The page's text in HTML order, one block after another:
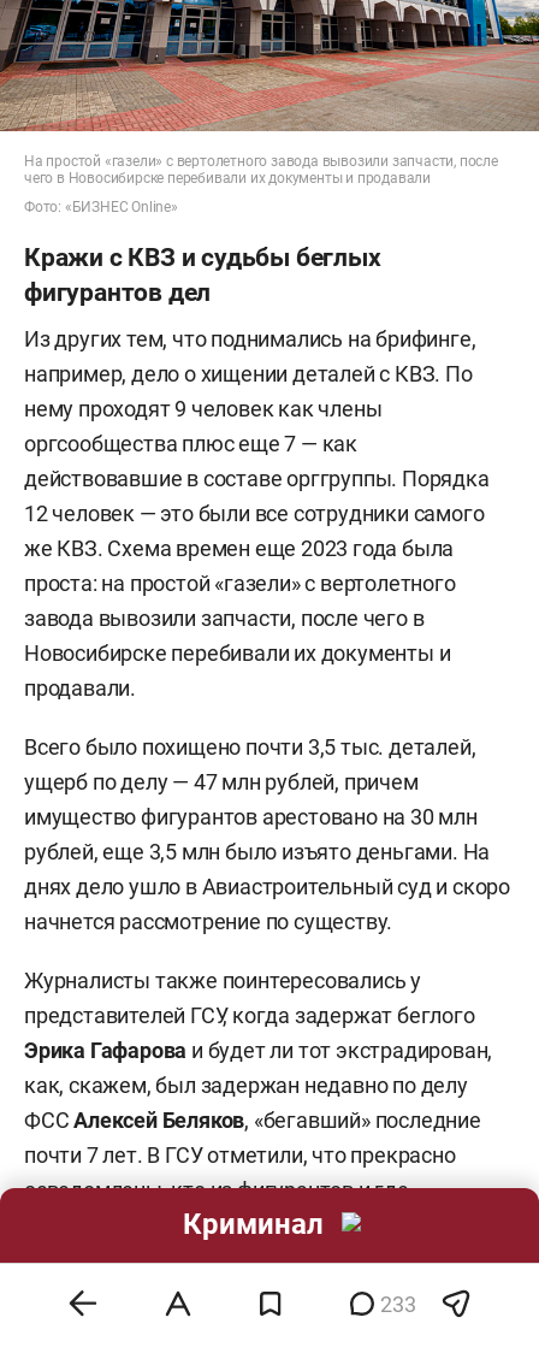
На простой «газели» с вертолетного завода вывозили запчасти, после
чего в Новосибирске перебивали их документы и продавали
Фото: «БИЗНЕС Online»
Кражи с КВЗ и судьбы беглых
фигурантов дел
Из других тем, что поднимались на брифинге,
например, дело о хищении деталей с КВЗ. По
нему проходят 9 человек как члены
оргсообщества плюс еще 7 — как
действовавшие в составе орггруппы. Порядка
12 человек — это были все сотрудники самого
же КВЗ. Схема времен еще 2023 года была
проста: на простой «газели» с вертолетного
завода вывозили запчасти, после чего в
Новосибирске перебивали их документы и
продавали.
Всего было похищено почти 3,5 тыс. деталей,
ущерб по делу — 47 млн рублей, причем
имущество фигурантов арестовано на 30 млн
рублей, еще 3,5 млн было изъято деньгами. На
днях дело ушло в Авиастроительный суд и скоро
начнется рассмотрение по существу.
Журналисты также поинтересовались у
представителей ГСУ, когда задержат беглого
Эрика Гафарова и будет ли тот экстрадирован,
как, скажем, был задержан недавно по делу
ФССАлексей Беляков, «бегавший» последние
почти 7 лет. В ГСУ отметили, что прекрасно
осведомлены, кто из фигурантов и где
скрывается, и работают над их поимкой вместе с
оперативниками. Но озвучивать свои
конкретные шаги не стали, чтобы никого не
233
Криминал